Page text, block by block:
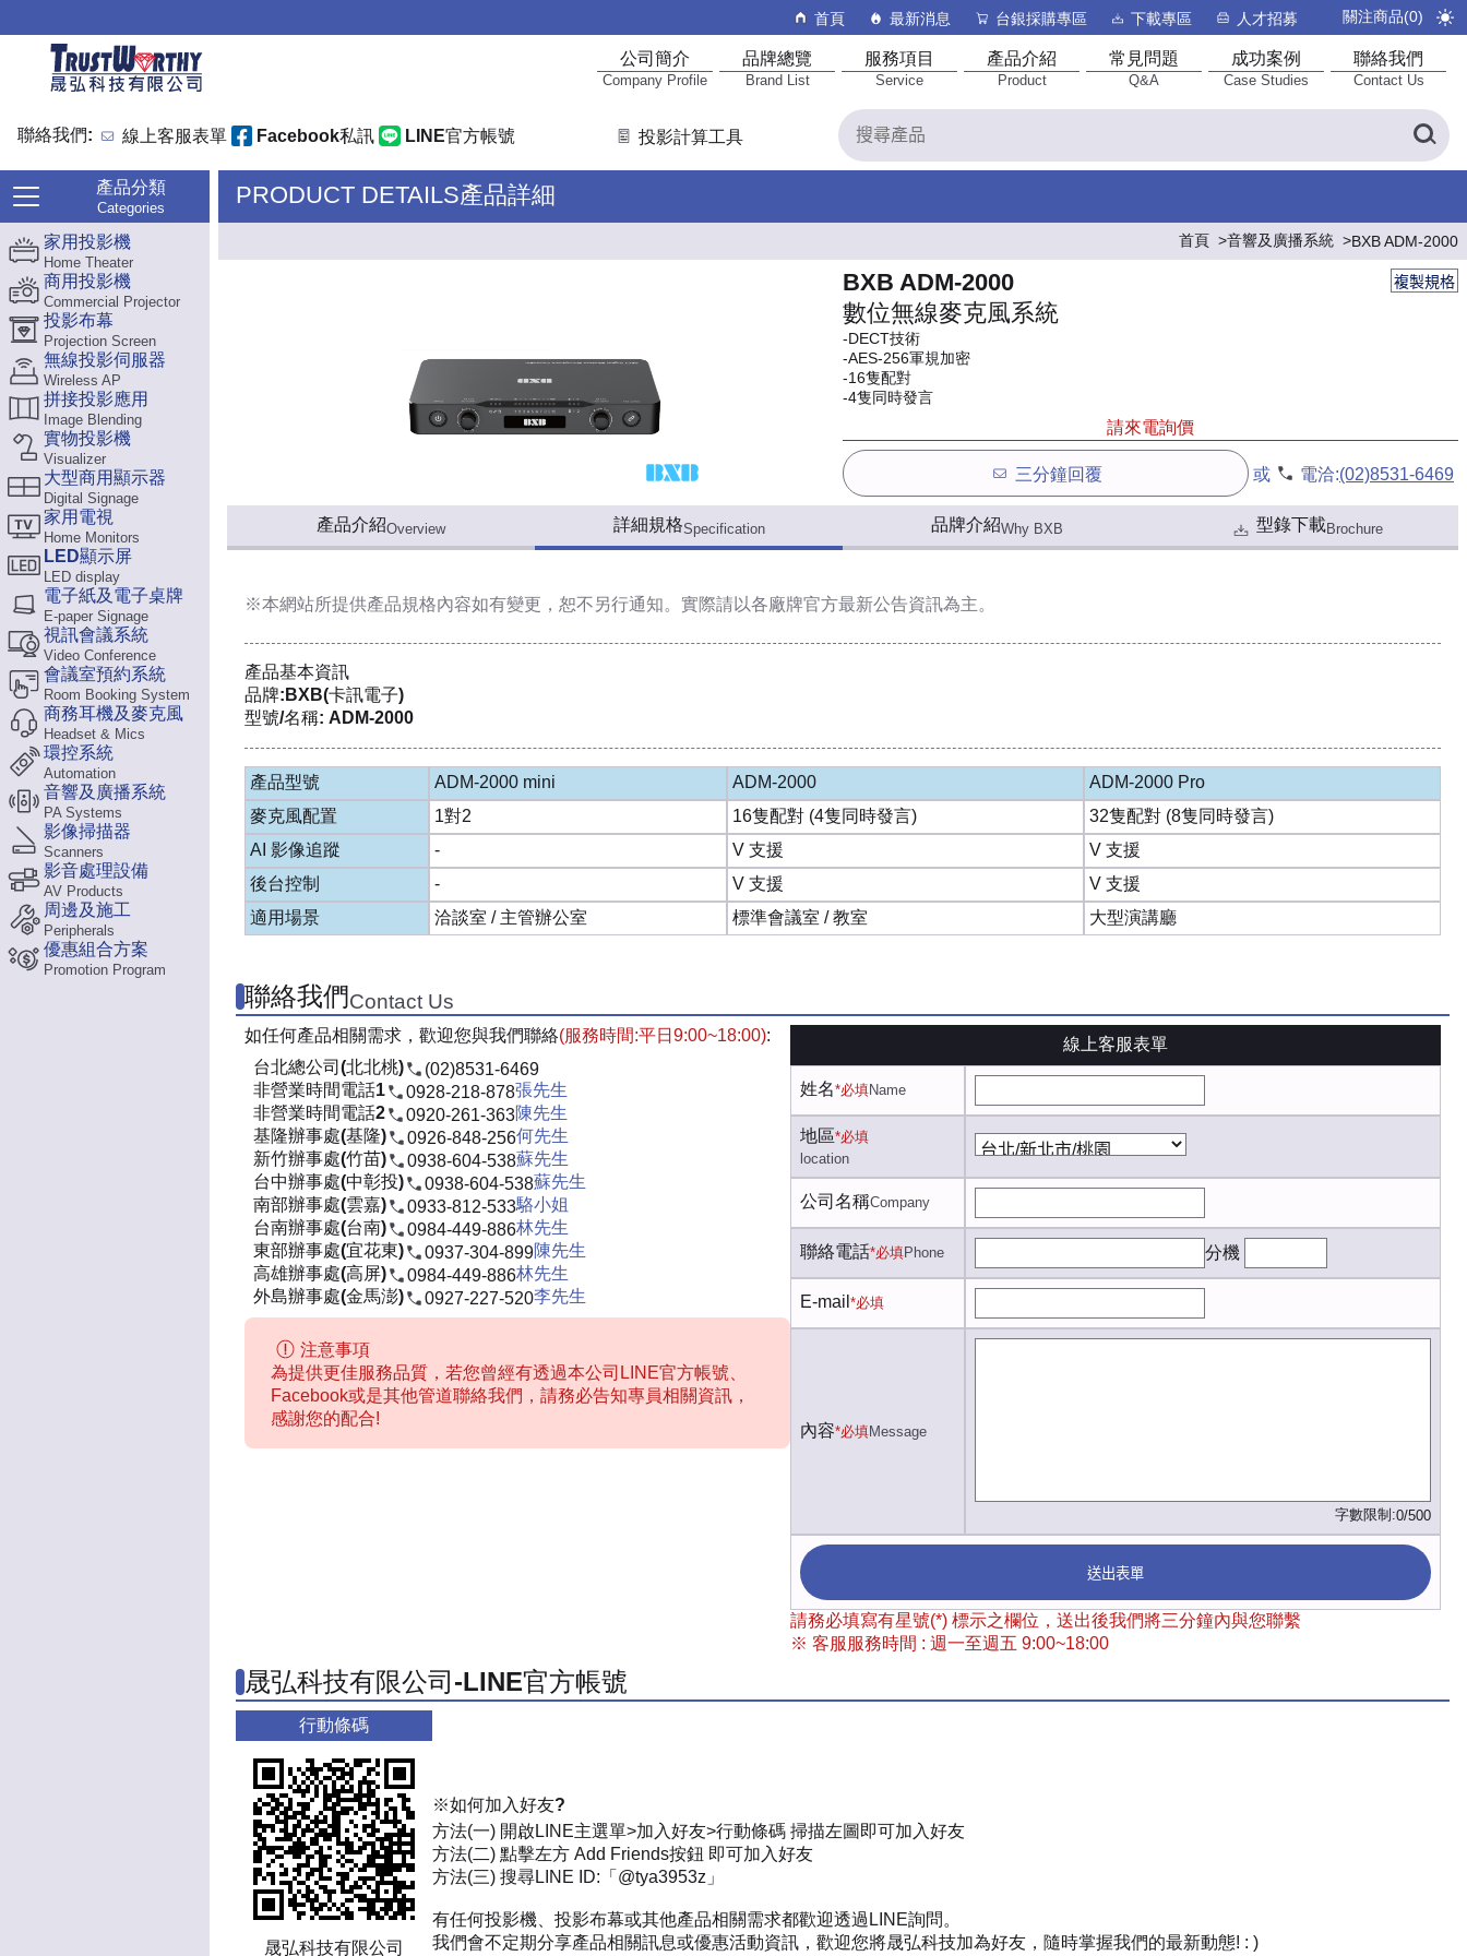
首頁 最新消息 台銀採購專區 下載專區 人才招募 關注商品(0)
公司簡介
Company Profile
品牌總覽
Brand List
服務項目
Service
產品介紹
Product
常見問題
Q&A
成功案例
Case Studies
聯絡我們
Contact Us
聯絡我們: 線上客服表單 Facebook私訊 LINE官方帳號 投影計算工具
產品分類
Categories
家用投影機
Home Theater
商用投影機
Commercial Projector
投影布幕
Projection Screen
無線投影伺服器
Wireless AP
拼接投影應用
Image Blending
實物投影機
Visualizer
大型商用顯示器
Digital Signage
家用電視
Home Monitors
LED顯示屏
LED display
電子紙及電子桌牌
E-paper Signage
視訊會議系統
Video Conference
會議室預約系統
Room Booking System
商務耳機及麥克風
Headset & Mics
環控系統
Automation
音響及廣播系統
PA Systems
影像掃描器
Scanners
影音處理設備
AV Products
周邊及施工
Peripherals
優惠組合方案
Promotion Program
PRODUCT DETAILS產品詳細
首頁 音響及廣播系統 BXB ADM-2000
複製規格
BXB ADM-2000
數位無線麥克風系統
-DECT技術
-AES-256軍規加密
-16隻配對
-4隻同時發言
請來電詢價
三分鐘回覆 或 電洽:(02)8531-6469
產品介紹Overview 詳細規格Specification 品牌介紹Why BXB 型錄下載Brochure
※本網站所提供產品規格內容如有變更，恕不另行通知。實際請以各廠牌官方最新公告資訊為主。
產品基本資訊
品牌:BXB(卡訊電子)
型號/名稱: ADM-2000
產品型號 ADM-2000 mini ADM-2000
ADM-2000 Pro
麥克風配置
1對2 16隻配對 (4隻同時發言)
32隻配對 (8隻同時發言)
AI 影像追蹤
- V 支援
V 支援
後台控制
- V 支援
V 支援
適用場景
洽談室 / 主管辦公室 標準會議室 / 教室 大型演講廳
聯絡我們Contact Us
如任何產品相關需求，歡迎您與我們聯絡(服務時間:平日9:00~18:00):
台北總公司(北北桃)
(02)8531-6469
非營業時間電話1
0928-218-878張先生
非營業時間電話2
0920-261-363陳先生
基隆辦事處(基隆)
0926-848-256何先生
新竹辦事處(竹苗)
0938-604-538蘇先生
台中辦事處(中彰投)
0938-604-538蘇先生
南部辦事處(雲嘉)
0933-812-533駱小姐
台南辦事處(台南)
0984-449-886林先生
東部辦事處(宜花東)
0937-304-899陳先生
高雄辦事處(高屏)
0984-449-886林先生
外島辦事處(金馬澎)
0927-227-520李先生
注意事項
為提供更佳服務品質，若您曾經有透過本公司LINE官方帳號、
Facebook或是其他管道聯絡我們，請務必告知專員相關資訊，
感謝您的配合!
線上客服表單
姓名*必填Name
地區*必填
location
公司名稱Company
聯絡電話*必填Phone 分機
E-mail *必填
內容*必填Message
字數限制:0/500
送出表單
請務必填寫有星號(*) 標示之欄位，送出後我們將三分鐘內與您聯繫
※ 客服服務時間 : 週一至週五 9:00~18:00
晟弘科技有限公司-LINE官方帳號
行動條碼
晟弘科技有限公司
※如何加入好友?
方法(一) 開啟LINE主選單>加入好友>行動條碼 掃描左圖即可加入好友
方法(二) 點擊左方 Add Friends按鈕 即可加入好友
方法(三) 搜尋LINE ID:「@tya3953z」
有任何投影機、投影布幕或其他產品相關需求都歡迎透過LINE詢問。
我們會不定期分享產品相關訊息或優惠活動資訊，歡迎您將晟弘科技加為好友，隨時掌握我們的最新動態! : )